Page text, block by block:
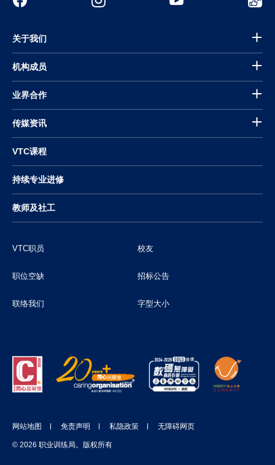
关于我们
机构成员
业界合作
传媒资讯
VTC课程
持续专业进修
教师及社工
VTC职员 校友
职位空缺 招标公告
联络我们 字型大小
网站地图 免责声明 私隐政策 无障碍网页
© 2026 职业训练局。版权所有